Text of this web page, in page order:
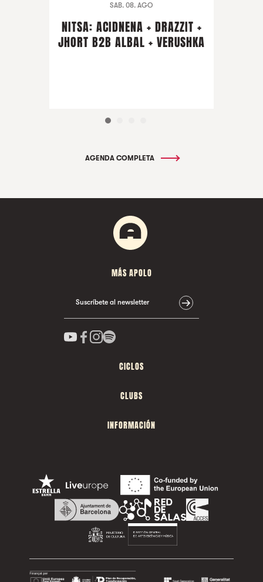
SAB. 08. AGO
NITSA: ACIDNENA + DRAZZIT +
JHORT B2B ALBAL + VERUSHKA
AGENDA COMPLETA
MÁS APOLO
Suscríbete al newsletter
CICLOS
CLUBS
INFORMACIÓN